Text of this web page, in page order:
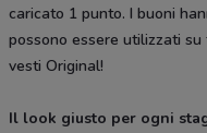
caricato 1 punto. I buoni
possono essere utilizzati
vesti Original!
Il look giusto per ogni